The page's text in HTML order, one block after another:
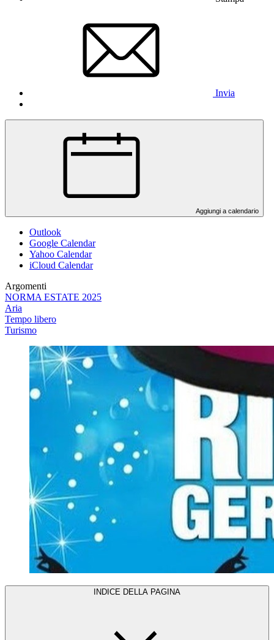
Invia
Aggiungi a calendario
Outlook
Google Calendar
Yahoo Calendar
iCloud Calendar
Argomenti
NORMA ESTATE 2025
Aria
Tempo libero
Turismo
INDICE DELLA PAGINA